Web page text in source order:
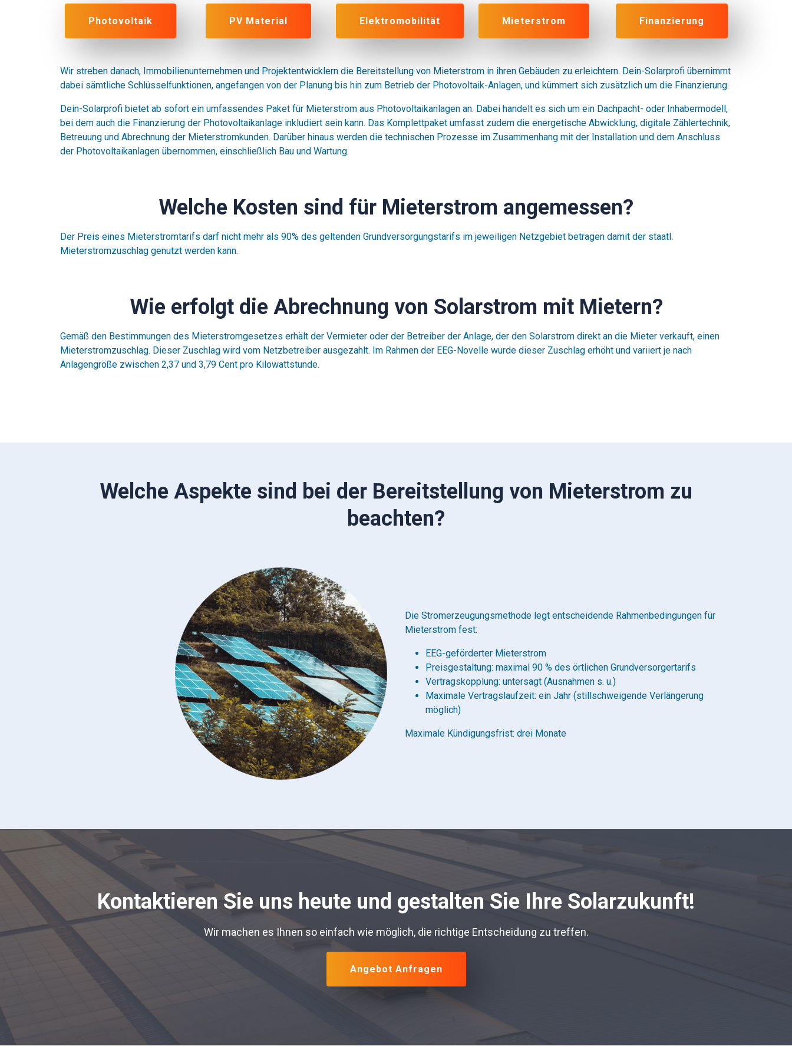
Photovoltaik PV Material Elektromobilität Mieterstrom Finanzierung
Wir streben danach, Immobilienunternehmen und Projektentwicklern die Bereitstellung von Mieterstrom in ihren Gebäuden zu erleichtern. Dein-Solarprofi übernimmt
dabei sämtliche Schlüsselfunktionen, angefangen von der Planung bis hin zum Betrieb der Photovoltaik-Anlagen, und kümmert sich zusätzlich um die Finanzierung.
Dein-Solarprofi bietet ab sofort ein umfassendes Paket für Mieterstrom aus Photovoltaikanlagen an. Dabei handelt es sich um ein Dachpacht- oder Inhabermodell,
bei dem auch die Finanzierung der Photovoltaikanlage inkludiert sein kann. Das Komplettpaket umfasst zudem die energetische Abwicklung, digitale Zählertechnik,
Betreuung und Abrechnung der Mieterstromkunden. Darüber hinaus werden die technischen Prozesse im Zusammenhang mit der Installation und dem Anschluss
der Photovoltaikanlagen übernommen, einschließlich Bau und Wartung.
Welche Kosten sind für Mieterstrom angemessen?
Der Preis eines Mieterstromtarifs darf nicht mehr als 90% des geltenden Grundversorgungstarifs im jeweiligen Netzgebiet betragen damit der staatl.
Mieterstromzuschlag genutzt werden kann.
Wie erfolgt die Abrechnung von Solarstrom mit Mietern?
Gemäß den Bestimmungen des Mieterstromgesetzes erhält der Vermieter oder der Betreiber der Anlage, der den Solarstrom direkt an die Mieter verkauft, einen
Mieterstromzuschlag. Dieser Zuschlag wird vom Netzbetreiber ausgezahlt. Im Rahmen der EEG-Novelle wurde dieser Zuschlag erhöht und variiert je nach
Anlagengröße zwischen 2,37 und 3,79 Cent pro Kilowattstunde.
Welche Aspekte sind bei der Bereitstellung von Mieterstrom zu
beachten?
Die Stromerzeugungsmethode legt entscheidende Rahmenbedingungen für
Mieterstrom fest:
EEG-geförderter Mieterstrom
Preisgestaltung: maximal 90 % des örtlichen Grundversorgertarifs
Vertragskopplung: untersagt (Ausnahmen s. u.)
Maximale Vertragslaufzeit: ein Jahr (stillschweigende Verlängerung
möglich)
Maximale Kündigungsfrist: drei Monate
Kontaktieren Sie uns heute und gestalten Sie Ihre Solarzukunft!
Wir machen es Ihnen so einfach wie möglich, die richtige Entscheidung zu treffen.
Angebot Anfragen